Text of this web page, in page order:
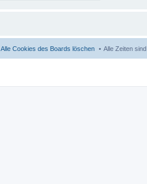
Alle Zeiten sind
Alle Cookies des Boards löschen